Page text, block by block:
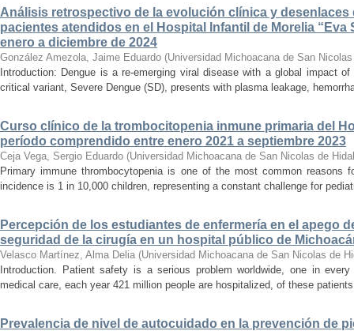
Análisis retrospectivo de la evolución clínica y desenlaces
pacientes atendidos en el Hospital Infantil de Morelia “Eva
enero a diciembre de 2024
González Amezola, Jaime Eduardo (Universidad Michoacana de San
Introduction: Dengue is a re-emerging viral disease with a global impact
critical variant, Severe Dengue (SD), presents with plasma leakage,
Curso clínico de la trombocitopenia inmune primaria del
período comprendido entre enero 2021 a septiembre 2023
Ceja Vega, Sergio Eduardo (Universidad Michoacana de San Nicolas de
Primary immune thrombocytopenia is one of the most common reasons
incidence is 1 in 10,000 children, representing a constant challenge for
Percepción de los estudiantes de enfermería en el apego
seguridad de la cirugía en un hospital público de
Velasco Martínez, Alma Delia (Universidad Michoacana de San Nicolas de
Introduction. Patient safety is a serious problem worldwide, one in
medical care, each year 421 million people are hospitalized, of these
Prevalencia de nivel de autocuidado en la prevención de